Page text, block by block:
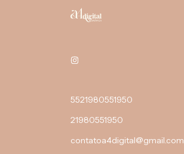
5521980551950
21980551950
contatoa4digital@gmail.com